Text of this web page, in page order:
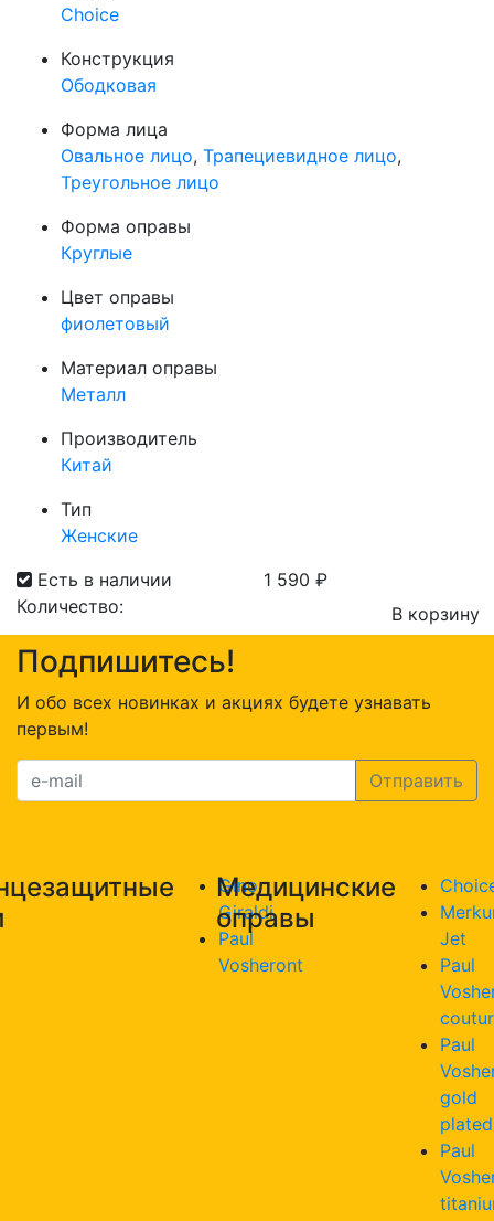
Choice
Конструкция
Ободковая
Форма лица
Овальное лицо, Трапециевидное лицо,
Треугольное лицо
Форма оправы
Круглые
Цвет оправы
фиолетовый
Материал оправы
Металл
Производитель
Китай
Тип
Женские
Есть в наличии
1 590 ₽
Количество:
Количество
товара
Оправа
Choice
636
с.1
В корзину
Подпишитесь!
И обо всех новинках и акциях будете узнавать
первым!
Gino
Giraldi
Paul
Vosheront
Медицинские
оправы
Jet
Paul
Paul
gold
plated
Paul